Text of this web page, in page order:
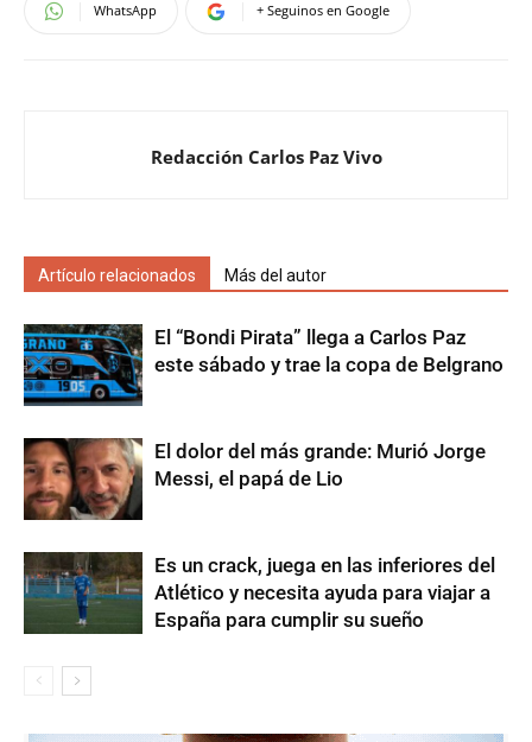
WhatsApp + Seguinos en Google
Redacción Carlos Paz Vivo
Artículo relacionados Más del autor
El “Bondi Pirata” llega a Carlos Paz
este sábado y trae la copa de Belgrano
El dolor del más grande: Murió Jorge
Messi, el papá de Lio
Es un crack, juega en las inferiores del
Atlético y necesita ayuda para viajar a
España para cumplir su sueño